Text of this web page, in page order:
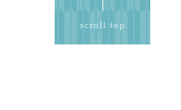
scroll top